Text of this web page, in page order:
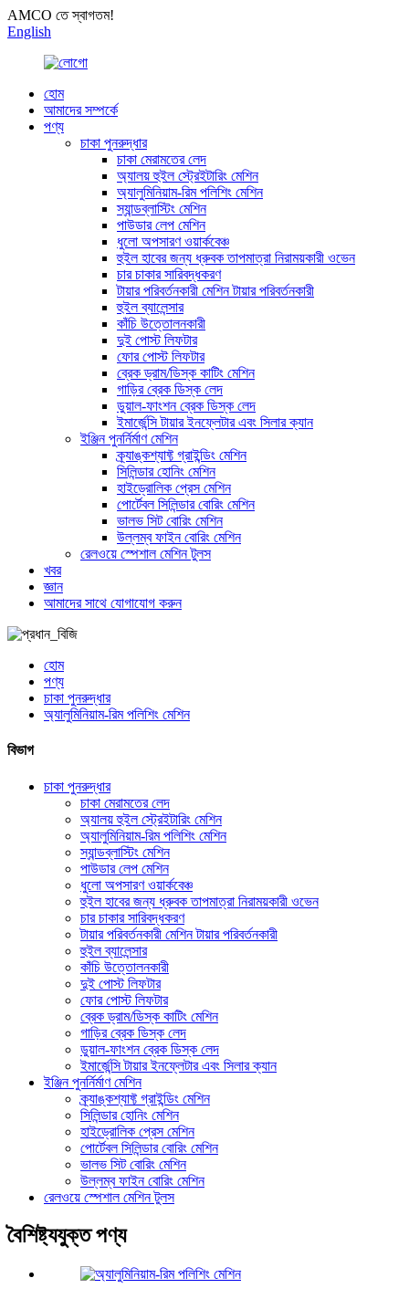
AMCO তে স্বাগতম!
English
হোম
আমাদের সম্পর্কে
পণ্য
চাকা পুনরুদ্ধার
চাকা মেরামতের লেদ
অ্যালয় হুইল স্ট্রেইটারিং মেশিন
অ্যালুমিনিয়াম-রিম পলিশিং মেশিন
স্যান্ডব্লাস্টিং মেশিন
পাউডার লেপ মেশিন
ধুলো অপসারণ ওয়ার্কবেঞ্চ
হুইল হাবের জন্য ধ্রুবক তাপমাত্রা নিরাময়কারী ওভেন
চার চাকার সারিবদ্ধকরণ
টায়ার পরিবর্তনকারী মেশিন টায়ার পরিবর্তনকারী
হুইল ব্যালেন্সার
কাঁচি উত্তোলনকারী
দুই পোস্ট লিফটার
ফোর পোস্ট লিফটার
ব্রেক ড্রাম/ডিস্ক কাটিং মেশিন
গাড়ির ব্রেক ডিস্ক লেদ
ডুয়াল-ফাংশন ব্রেক ডিস্ক লেদ
ইমার্জেন্সি টায়ার ইনফ্লেটার এবং সিলার ক্যান
ইঞ্জিন পুনর্নির্মাণ মেশিন
ক্র্যাঙ্কশ্যাফ্ট গ্রাইন্ডিং মেশিন
সিলিন্ডার হোনিং মেশিন
হাইড্রোলিক প্রেস মেশিন
পোর্টেবল সিলিন্ডার বোরিং মেশিন
ভালভ সিট বোরিং মেশিন
উল্লম্ব ফাইন বোরিং মেশিন
রেলওয়ে স্পেশাল মেশিন টুলস
খবর
জ্ঞান
আমাদের সাথে যোগাযোগ করুন
হোম
পণ্য
চাকা পুনরুদ্ধার
অ্যালুমিনিয়াম-রিম পলিশিং মেশিন
বিভাগ
চাকা পুনরুদ্ধার
চাকা মেরামতের লেদ
অ্যালয় হুইল স্ট্রেইটারিং মেশিন
অ্যালুমিনিয়াম-রিম পলিশিং মেশিন
স্যান্ডব্লাস্টিং মেশিন
পাউডার লেপ মেশিন
ধুলো অপসারণ ওয়ার্কবেঞ্চ
হুইল হাবের জন্য ধ্রুবক তাপমাত্রা নিরাময়কারী ওভেন
চার চাকার সারিবদ্ধকরণ
টায়ার পরিবর্তনকারী মেশিন টায়ার পরিবর্তনকারী
হুইল ব্যালেন্সার
কাঁচি উত্তোলনকারী
দুই পোস্ট লিফটার
ফোর পোস্ট লিফটার
ব্রেক ড্রাম/ডিস্ক কাটিং মেশিন
গাড়ির ব্রেক ডিস্ক লেদ
ডুয়াল-ফাংশন ব্রেক ডিস্ক লেদ
ইমার্জেন্সি টায়ার ইনফ্লেটার এবং সিলার ক্যান
ইঞ্জিন পুনর্নির্মাণ মেশিন
ক্র্যাঙ্কশ্যাফ্ট গ্রাইন্ডিং মেশিন
সিলিন্ডার হোনিং মেশিন
হাইড্রোলিক প্রেস মেশিন
পোর্টেবল সিলিন্ডার বোরিং মেশিন
ভালভ সিট বোরিং মেশিন
উল্লম্ব ফাইন বোরিং মেশিন
রেলওয়ে স্পেশাল মেশিন টুলস
বৈশিষ্ট্যযুক্ত পণ্য